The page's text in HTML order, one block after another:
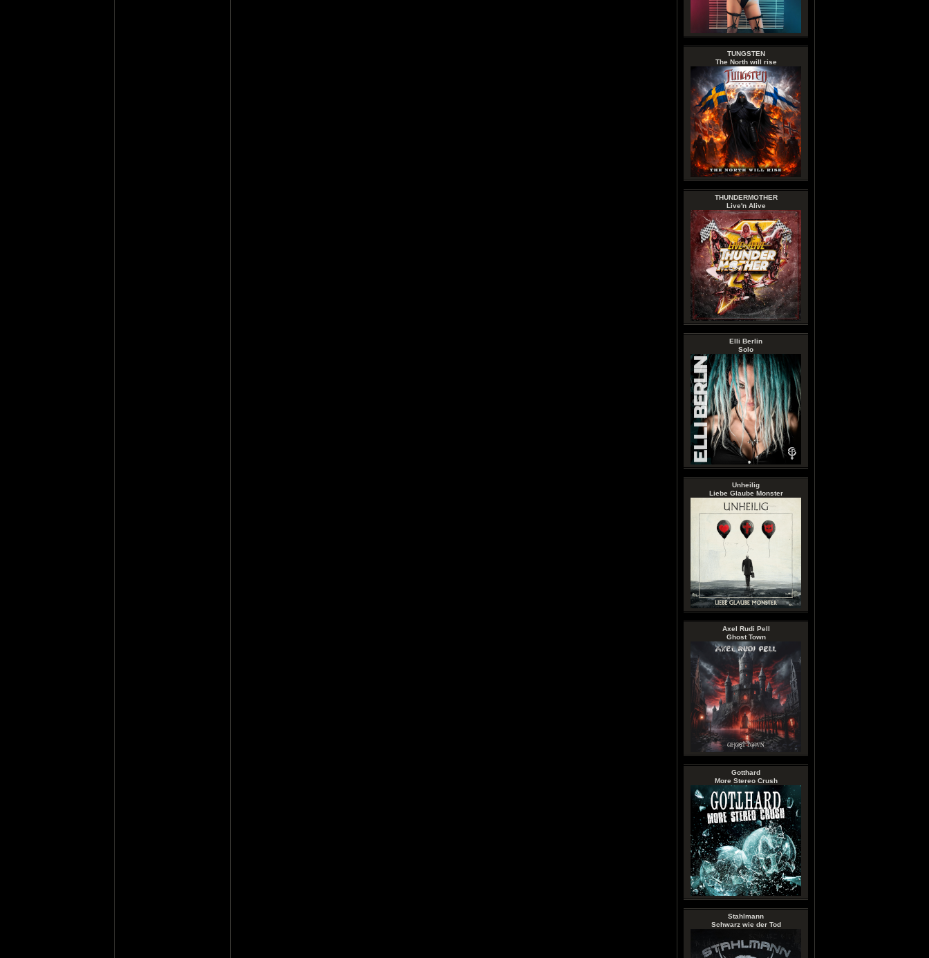
TUNGSTEN
The North will rise
THUNDERMOTHER
Live'n Alive
Elli Berlin
Solo
Unheilig
Liebe Glaube Monster
Axel Rudi Pell
Ghost Town
Gotthard
More Stereo Crush
Stahlmann
Schwarz wie der Tod